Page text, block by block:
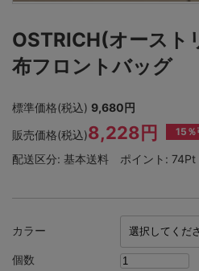
OSTRICH(オースト
布フロントバッグ
標準価格(税込) 9,680円
販売価格(税込)8,228円 15％
配送区分: 基本送料 ポイント: 74Pt
カラー
個数